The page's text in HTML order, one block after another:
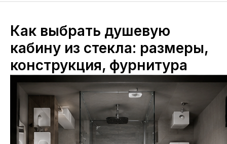
Как выбрать душевую
кабину из стекла: размеры,
конструкция, фурнитура